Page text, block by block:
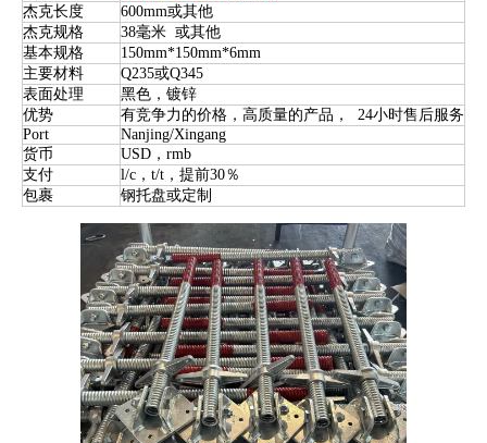
杰克长度
600mm或其他
杰克规格
38毫米 或其他
基本规格
150mm*150mm*6mm
主要材料
Q235或Q345
表面处理
黑色，镀锌
优势
有竞争力的价格，高质量的产品， 24小时售后服务
Port
Nanjing/Xingang
货币
USD，rmb
支付
l/c，t/t，提前30％
包裹
钢托盘或定制